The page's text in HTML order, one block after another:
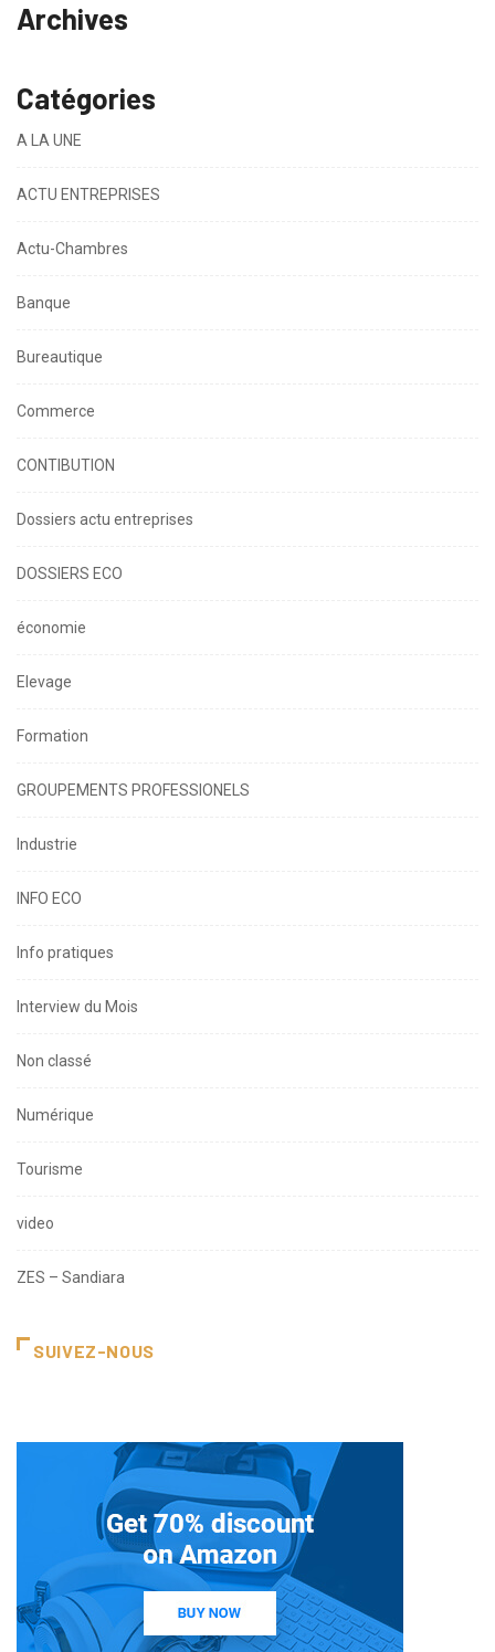
Archives
Catégories
A LA UNE
ACTU ENTREPRISES
Actu-Chambres
Banque
Bureautique
Commerce
CONTIBUTION
Dossiers actu entreprises
DOSSIERS ECO
économie
Elevage
Formation
GROUPEMENTS PROFESSIONELS
Industrie
INFO ECO
Info pratiques
Interview du Mois
Non classé
Numérique
Tourisme
video
ZES – Sandiara
SUIVEZ-NOUS